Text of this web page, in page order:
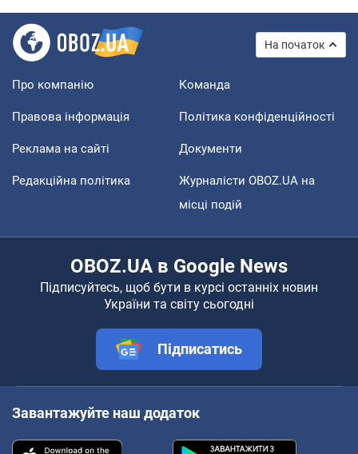
На початок
Про компанію Команда
Правова інформація Політика конфіденційності
Реклама на сайті Документи
Редакційна політика
Журналісти OBOZ.UA на
місці подій
OBOZ.UA в Google News
Підписуйтесь, щоб бути в курсі останніх новин
України та світу сьогодні
Підписатись
Завантажуйте наш додаток